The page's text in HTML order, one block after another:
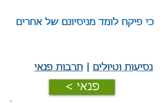
כי פיקח לומד מניסיונם של אחרים
נסיעות וטיולים תרבות פנאי
< פנאי